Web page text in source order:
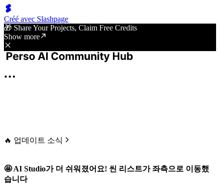
Créé avec Slashpage
🎁 Share Your Projects, Claim Free Credits
Show more
🔥 업데이트 소식
🤩 AI Studio가 더 쉬워졌어요! 씬 리스트가 좌측으로 이동했
습니다